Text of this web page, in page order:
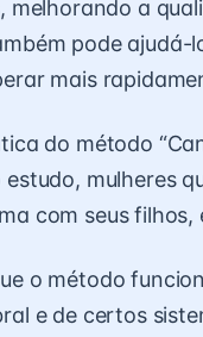
melhorando a
pode ajudá-
mais
do método
estudo, mulheres
com seus
o método
e de certos